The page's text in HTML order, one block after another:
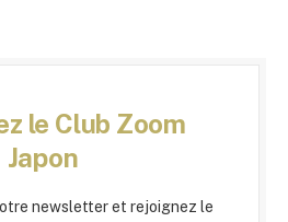
le Club Zoom
Japon
newsletter et rejoignez le